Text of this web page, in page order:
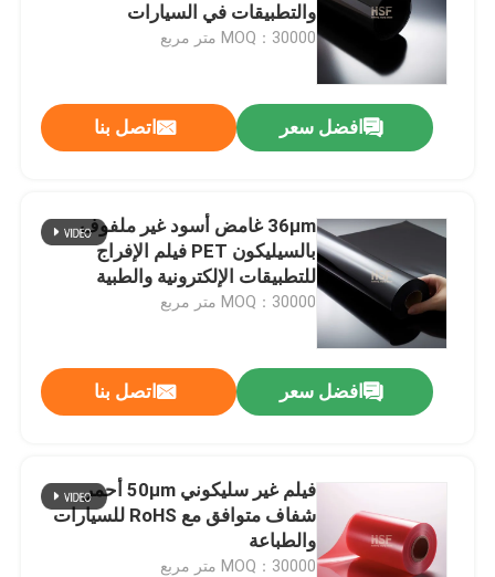
منزل
أشرطة فيديو
والتطبيقات في السيارات
MOQ：30000 متر مربع
افضل سعر اتصل بنا
36μm غامض أسود غير ملفوف
بالسيليكون PET فيلم الإفراج
للتطبيقات الإلكترونية والطبية
MOQ：30000 متر مربع
افضل سعر اتصل بنا
فيلم غير سليكوني 50μm أحمر
شفاف متوافق مع RoHS للسيارات
والطباعة
MOQ：30000 متر مربع